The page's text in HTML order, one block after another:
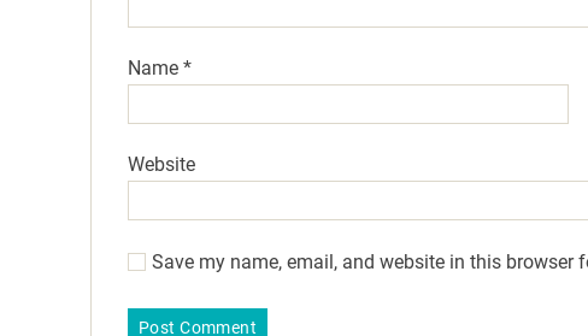
Name *
Website
Save my name, email, and website in this browser